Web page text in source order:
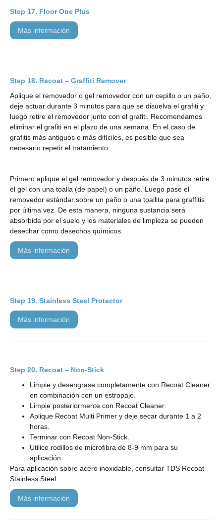
Floor One Plus
más información
Recoat – Graffiti Remover
Aplique el removedor o gel removedor con un cepillo o un paño,
deje actuar durante 3 minutos para que se disuelva el grafiti y
luego retire el removedor junto con el grafiti. Recomendamos
eliminar el grafiti en el plazo de una semana. En el caso de
grafitis más antiguos o más difíciles, es posible que sea
necesario repetir el tratamiento.
Primero aplique el gel removedor y después de 3 minutos retire
el gel con una toalla (de papel) o un paño. Luego pase el
removedor estándar sobre un paño o una toallita para graffitis
por última vez. De esta manera, ninguna sustancia será
absorbida por el suelo y los materiales de limpieza se pueden
desechar como desechos químicos.
más información
Stainless Steel Protector
más información
Recoat – Non-Stick
Limpie y desengrase completamente con Recoat Cleaner
en combinación con un estropajo.
Limpie posteriormente con Recoat Cleaner.
Aplique Recoat Multi Primer y deje secar durante 1 a 2
horas.
Terminar con Recoat Non-Stick.
Utilice rodillos de microfibra de 8-9 mm para su
aplicación.
Para aplicación sobre acero inoxidable, consultar TDS Recoat
Stainless Steel.
más información